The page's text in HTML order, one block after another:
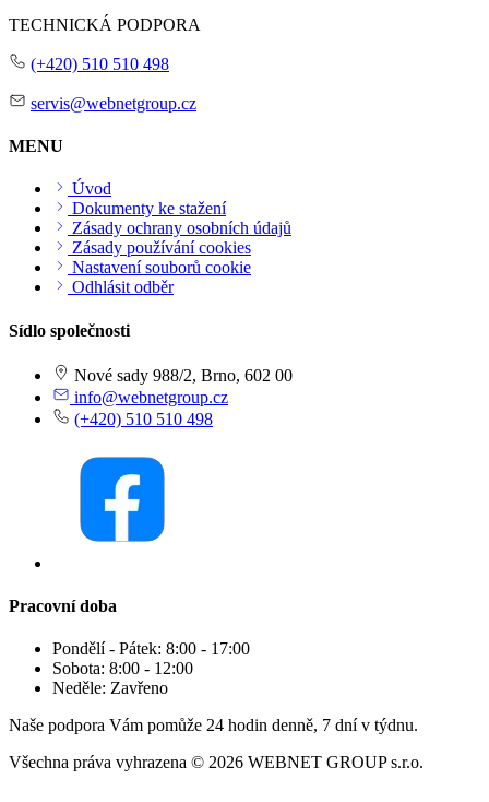
TECHNICKÁ PODPORA
(+420) 510 510 498
servis@webnetgroup.cz
MENU
Úvod
Dokumenty ke stažení
Zásady ochrany osobních údajů
Zásady používání cookies
Nastavení souborů cookie
Odhlásit odběr
Sídlo společnosti
Nové sady 988/2, Brno, 602 00
info@webnetgroup.cz
(+420) 510 510 498
Pracovní doba
Pondělí - Pátek: 8:00 - 17:00
Sobota: 8:00 - 12:00
Neděle: Zavřeno
Naše podpora Vám pomůže 24 hodin denně, 7 dní v týdnu.
Všechna práva vyhrazena © 2026 WEBNET GROUP s.r.o.